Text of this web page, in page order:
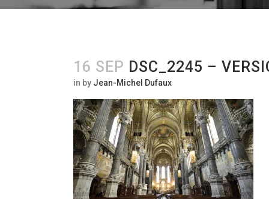
16 SEP DSC_2245 –
in by Jean-Michel Dufaux